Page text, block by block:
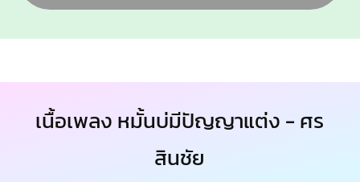
เนื้อเพลง หมั้นบ่มีปัญญาแต่ง - ศร
สินชัย